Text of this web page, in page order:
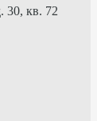
30, кв. 72